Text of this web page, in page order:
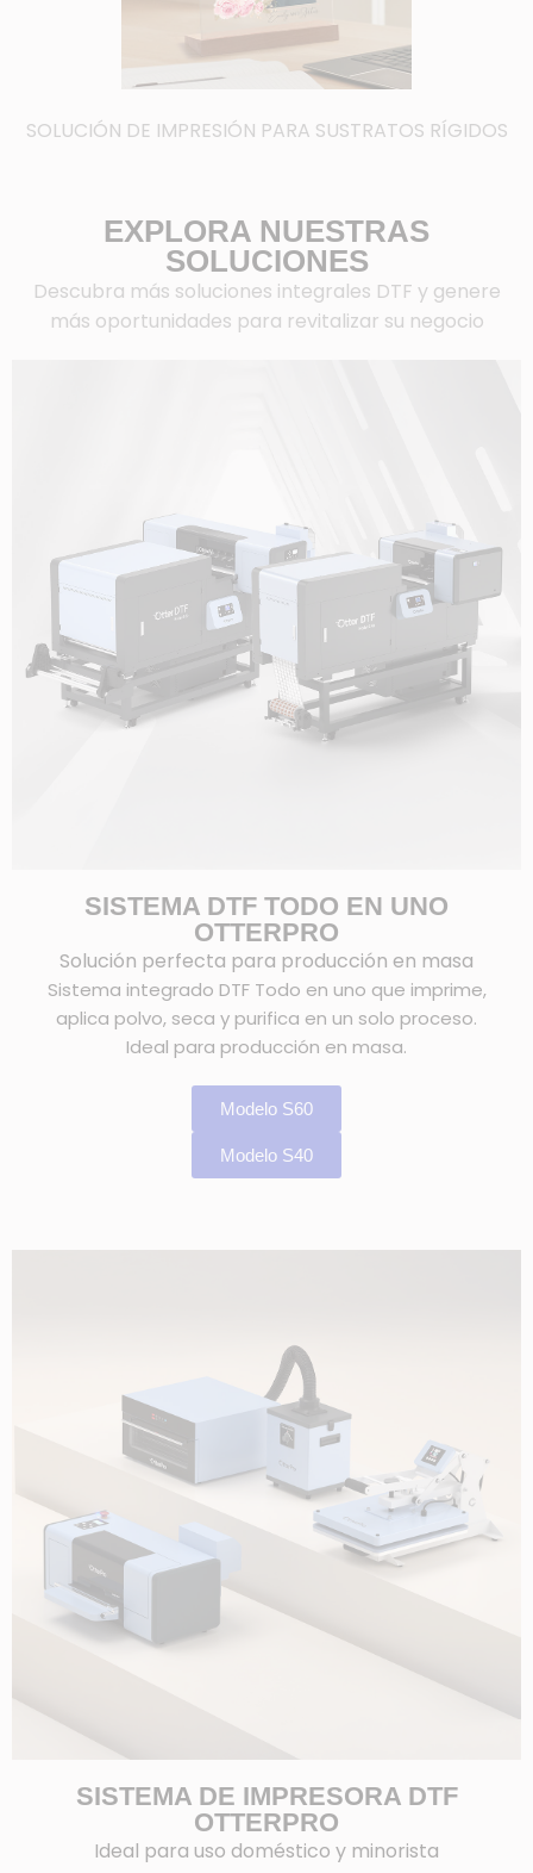
SOLUCIÓN DE IMPRESIÓN PARA SUSTRATOS RÍGIDOS
EXPLORA NUESTRAS
SOLUCIONES
Descubra más soluciones integrales DTF y genere
más oportunidades para revitalizar su negocio
SISTEMA DTF TODO EN UNO
OTTERPRO
Solución perfecta para producción en masa
Sistema integrado DTF Todo en uno que imprime,
aplica polvo, seca y purifica en un solo proceso.
Ideal para producción en masa.
Modelo S60
Modelo S40
SISTEMA DE IMPRESORA DTF
OTTERPRO
Ideal para uso doméstico y minorista